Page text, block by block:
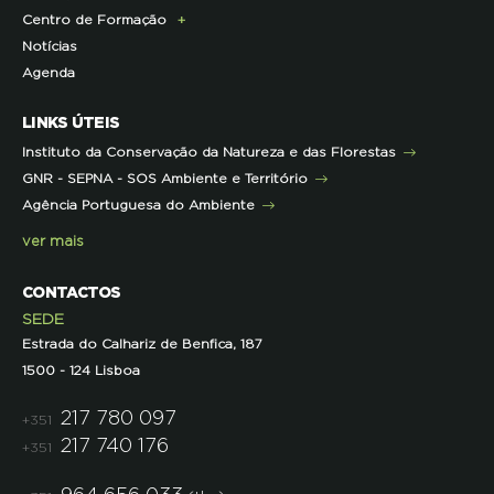
Contactos e Localização
Representações
Outros Projetos
Histórico de Projetos
Press Kit
ECOs-Locais
Dicas úteis
Iniciativas
Pareceres
Parcerias
Projetos
Semana do Jornalismo de Ambiente 2023
Área dos Professores
Recursos Pedagógicos
Literacia para a Floresta
Projetos
Centro de Formação
Formação Certificada
Formação Contínua para Professores
Outras Formações
Notícias
Agenda
LINKS ÚTEIS
Instituto da Conservação da Natureza e das Florestas
GNR - SEPNA - SOS Ambiente e Território
Agência Portuguesa do Ambiente
ver mais
CONTACTOS
SEDE
Estrada do Calhariz de Benfica, 187
1500 - 124 Lisboa
+351 217 780 097
+351 217 740 176